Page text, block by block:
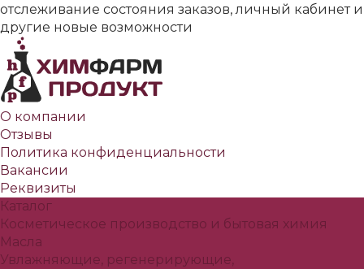
отслеживание состояния заказов, личный кабинет и
другие новые возможности
О компании
Отзывы
Политика конфиденциальности
Вакансии
Реквизиты
Каталог
Косметическое производство и бытовая химия
Масла
Увлажняющие, регенерирующие,